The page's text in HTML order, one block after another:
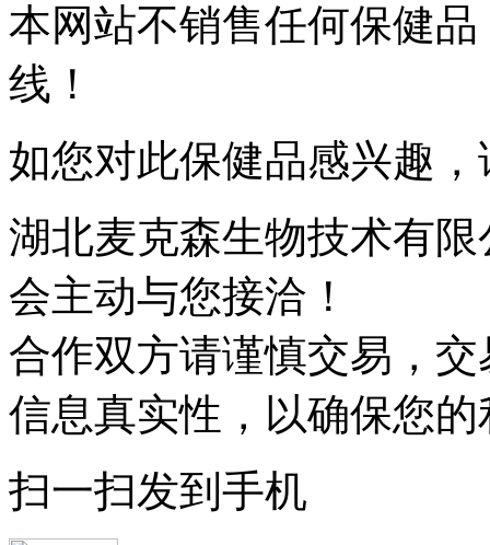
本网站不销售任何保健
线！
如您对此保健品感兴趣
湖北麦克森生物技术有限
会主动与您接洽！
合作双方请谨慎交易，
信息真实性，以确保您
扫一扫发到手机